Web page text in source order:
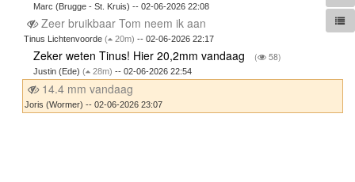
Marc (Brugge - St. Kruis) -- 02-06-2026 22:08
Zeer bruikbaar Tom neem ik aan
Tinus Lichtenvoorde ( 20m) -- 02-06-2026 22:17
Zeker weten Tinus! Hier 20,2mm vandaag ( 58)
Justin (Ede)( 28m) -- 02-06-2026 22:54
14.4 mm vandaag
Joris (Wormer) -- 02-06-2026 23:07